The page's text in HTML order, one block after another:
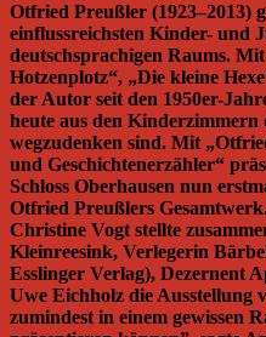
Otfried Preußler (1923–2013)
einflussreichsten Kinder- und
deutschsprachigen Raums.
Hotzenplotz“, „Die kleine
der Autor seit den 1950er-
heute aus den
wegzudenken sind. Mit
und Geschichtenerzähler“
Schloss Oberhausen nun
Otfried Preußlers
Christine Vogt stellte
Kleinreesink, Verlegerin
Esslinger Verlag), Dezernent
Uwe Eichholz die Ausstellung
zumindest in einem gewissen